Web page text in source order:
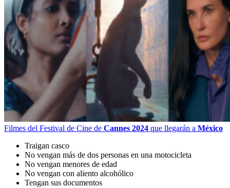
Filmes del Festival de Cine de Cannes 2024 que llegarán a México
Traigan casco
No vengan más de dos personas en una motocicleta
No vengan menores de edad
No vengan con aliento alcohólico
Tengan sus documentos